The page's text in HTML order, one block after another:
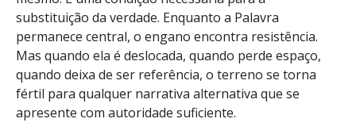
substituição da verdade. Enquanto a Palavra
permanece central, o engano encontra resistência.
Mas quando ela é deslocada, quando perde espaço,
quando deixa de ser referência, o terreno se torna
fértil para qualquer narrativa alternativa que se
apresente com autoridade suficiente.